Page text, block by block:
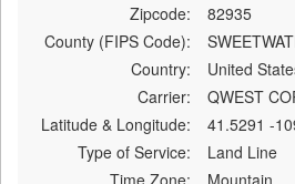
Zipcode:
82935
County (FIPS Code):
Country:
United
Carrier:
QWEST
Latitude & Longitude:
41.5291 -
Type of Service:
Land Line
Time Zone:
Mountain